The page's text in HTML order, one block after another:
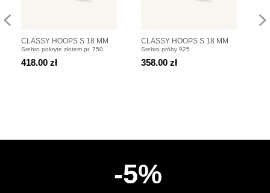
CLASSY HOOPS S 18 MM
Kolczyki koła pozłacane
Srebro pokryte złotem pr. 750
418.00 zł
CLASSY HOOPS S 18 MM
Kolczyki koła srebrne
Srebro próby 925
358.00 zł
-5%